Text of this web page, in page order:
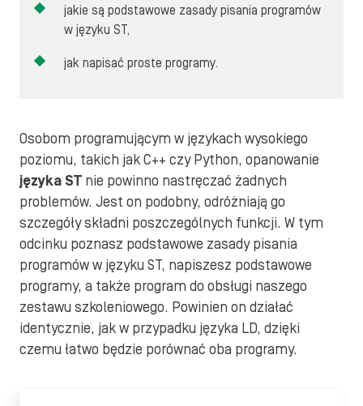
jakie są podstawowe zasady pisania programów
w języku ST,
jak napisać proste programy.
Osobom programującym w językach wysokiego
poziomu, takich jak C++ czy Python, opanowanie
języka ST nie powinno nastręczać żadnych
problemów. Jest on podobny, odróżniają go
szczegóły składni poszczególnych funkcji. W tym
odcinku poznasz podstawowe zasady pisania
programów w języku ST, napiszesz podstawowe
programy, a także program do obsługi naszego
zestawu szkoleniowego. Powinien on działać
identycznie, jak w przypadku języka LD, dzięki
czemu łatwo będzie porównać oba programy.